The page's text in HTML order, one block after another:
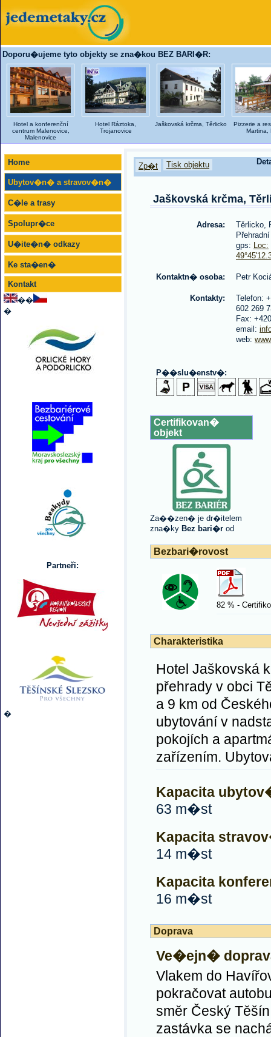
Doporu�ujeme tyto objekty se zna�kou BEZ BARI�R:
Hotel a konferenční
centrum Malenovice,
Malenovice
Hotel Ráztoka,
Trojanovice
Jaškovská krčma, Těrlicko
Pizzerie a
Martina,
Home
Ubytov�n� a stravov�n�
C�le a trasy
Spolupr�ce
U�ite�n� odkazy
Ke sta�en�
Kontakt
��
�
Partneři:
�
Zp�t Tisk objektu
Jaškovská krčma,
Adresa:
Těrlicko,
gps: Loc:
Kontaktn� osoba: Petr
Kontakty:
Telefon:
602 269
Fax:
email:
web:
P��slu�enstv�:
Certifikovan�
objekt
Za��zen� je dr�itelem
zna�ky Bez bari�r od
Bezbari�rovost
82 % -
Charakteristika
Hotel Jaškovská
přehrady v obci
a 9 km od
ubytování v
pokojích a
zařízením.
Kapacita
63 m�st
Kapacita
14 m�st
Kapacita
16 m�st
Doprava
Ve�ejn�
Vlakem do
pokračovat
směr Český
zastávka se